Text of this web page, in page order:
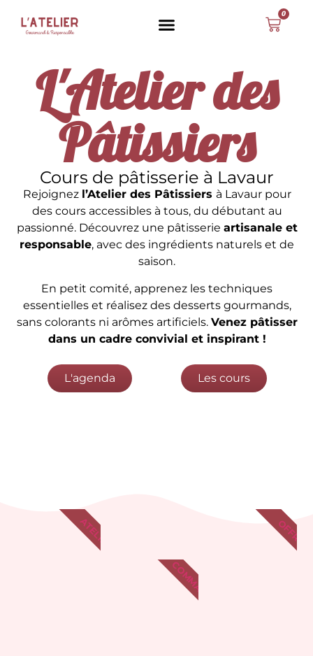
0
L'Atelier des
Pâtissiers
Cours de pâtisserie à Lavaur
Rejoignez l’Atelier des Pâtissiers à Lavaur pour
des cours accessibles à tous, du débutant au
passionné. Découvrez une pâtisserie artisanale et
responsable, avec des ingrédients naturels et de
saison.
En petit comité, apprenez les techniques
essentielles et réalisez des desserts gourmands,
sans colorants ni arômes artificiels. Venez pâtisser
dans un cadre convivial et inspirant !
Les cours
L'agenda
ATELIER
COMMANDE
OFFRIR